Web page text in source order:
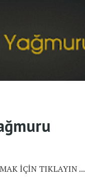
İÇİN TIKLAYIN ...